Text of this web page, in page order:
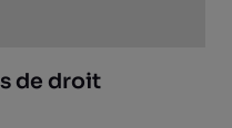
de droit